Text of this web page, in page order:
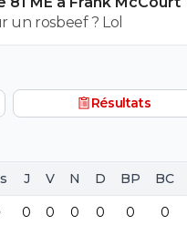
pour un rosbeef ? Lol
Résultats
J V N D BP BC
0 0 0 0 0 0